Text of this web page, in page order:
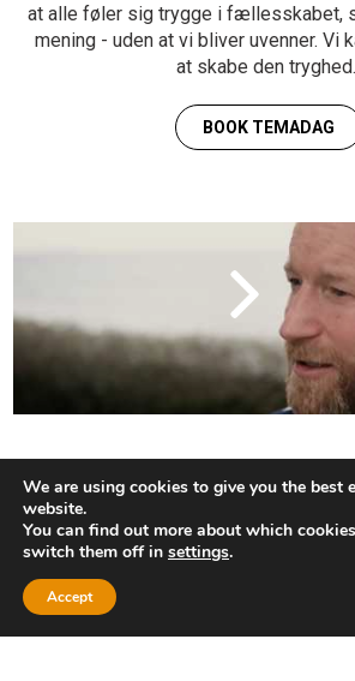
at alle føler sig trygge i fællesskabet,
mening - uden at vi bliver uvenner. Vi
at skabe den tryghed.
BOOK TEMADAG
We are using cookies to give you the best
website.
You can find out more about which
switch them off in settings.
Accept